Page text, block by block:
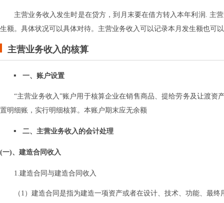
主营业务收入发生时是在贷方，到月末要在借方转入本年利润. 主
生额。具体状况可以具体对待。主营业务收入可以记录本月发生额也可
主营业务收入的核算
一、账户设置
“主营业务收入”账户用于核算企业在销售商品、提给劳务及让渡
置明细账，实行明细核算。本账户期末应无余额
二、主营业务收入的会计处理
(一)、建造合同收入
1.建造合同与建造合同收入
（1）建造合同是指为建造一项资产或者在设计、技术、功能、最